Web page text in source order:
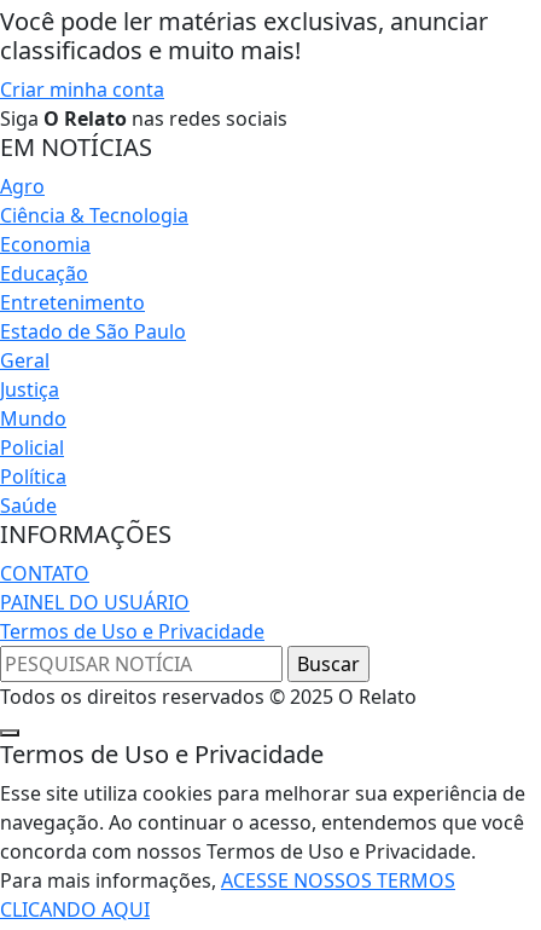
Você pode ler matérias exclusivas, anunciar
classificados e muito mais!
Criar minha conta
Siga O Relato nas redes sociais
EM NOTÍCIAS
Agro
Ciência & Tecnologia
Economia
Educação
Entretenimento
Estado de São Paulo
Geral
Justiça
Mundo
Policial
Política
Saúde
INFORMAÇÕES
CONTATO
PAINEL DO USUÁRIO
Termos de Uso e Privacidade
Todos os direitos reservados © 2025 O Relato
Termos de Uso e Privacidade
Esse site utiliza cookies para melhorar sua experiência de
navegação. Ao continuar o acesso, entendemos que você
concorda com nossos Termos de Uso e Privacidade.
Para mais informações, ACESSE NOSSOS TERMOS
CLICANDO AQUI